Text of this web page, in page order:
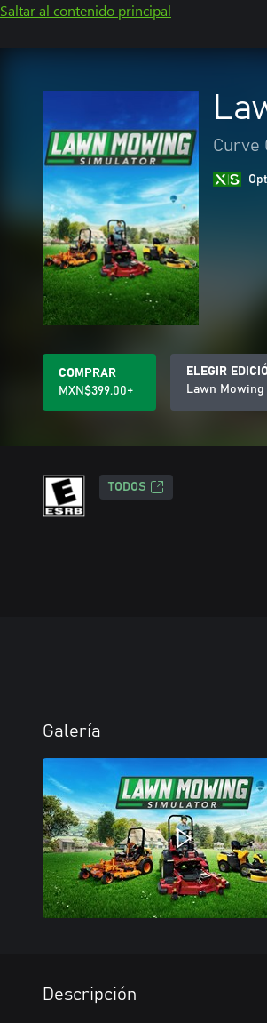
Saltar al contenido principal
Curve
COMPRAR
MXN$399.00+
ELEGIR
Lawn
TODOS
Galería
Descripción